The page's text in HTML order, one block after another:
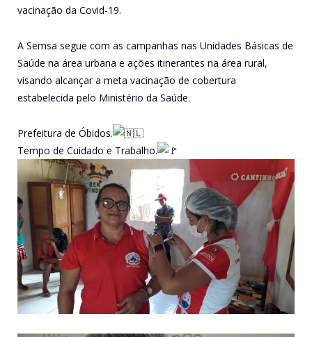
vacinação da Covid-19.
A Semsa segue com as campanhas nas Unidades Básicas de
Saúde na área urbana e ações itinerantes na área rural,
visando alcançar a meta vacinação de cobertura
estabelecida pelo Ministério da Saúde.
Prefeitura de Óbidos.
Tempo de Cuidado e Trabalho.